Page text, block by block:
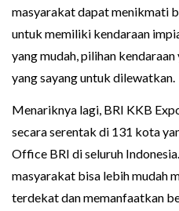
masyarakat dapat menikmati
untuk memiliki kendaraan
yang mudah, pilihan
yang sayang untuk dilewatkan.
Menariknya lagi, BRI KKB
secara serentak di 131 kota
Office BRI di seluruh
masyarakat bisa lebih mudah
terdekat dan memanfaatkan